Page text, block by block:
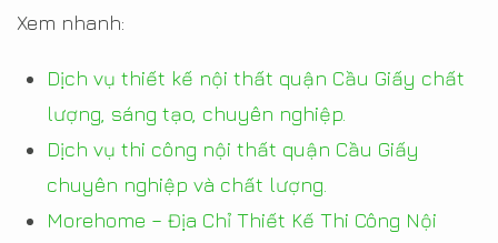
Xem nhanh:
Dịch vụ thiết kế nội thất quận Cầu Giấy chất
lượng, sáng tạo, chuyên nghiệp.
Dịch vụ thi công nội thất quận Cầu Giấy
chuyên nghiệp và chất lượng.
Morehome – Địa Chỉ Thiết Kế Thi Công Nội